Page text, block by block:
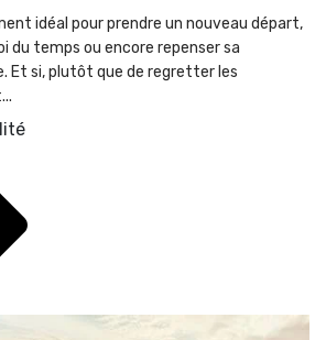
idéal pour prendre un nouveau départ,
du temps ou encore repenser sa
Et si, plutôt que de regretter les